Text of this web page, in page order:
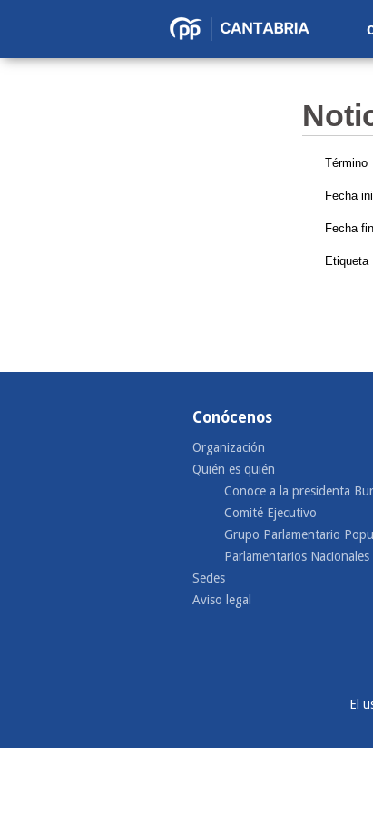
Partido
Término
Fecha
Fecha fin
Etiqueta
Conócenos
Organización
Quién es quién
Conoce a la presidenta
Comité Ejecutivo
Grupo Parlamentario
Parlamentarios Nacionales
Sedes
Aviso legal
El